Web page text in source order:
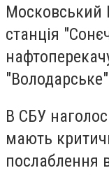
Московський
станція
В СБУ
мають
послаблення